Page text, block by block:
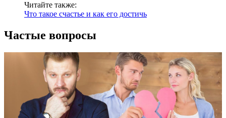
Читайте также:
Что такое счастье и как его достичь
Частые вопросы